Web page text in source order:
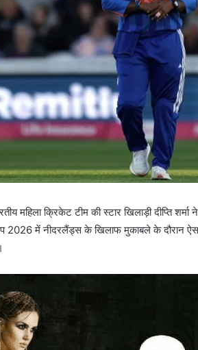
महिला क्रिकेट टीम की स्टार खिलाड़ी दीप्ति
2026 में नीदरलैंड्स के खिलाफ मुकाबले के दौरान ऐसा